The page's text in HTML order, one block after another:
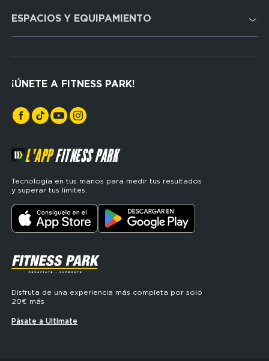
menu
for
Espagne
ESPACIOS Y EQUIPAMIENTO
Musculación
¡ÚNETE A FITNESS PARK!
L'APPFITNESS PARK
Tecnología en tus manos para medir tus resultados
y superar tus límites.
SVG
Disfruta de una experiencia más completa por solo
20€ más
Pásate a Ultimate